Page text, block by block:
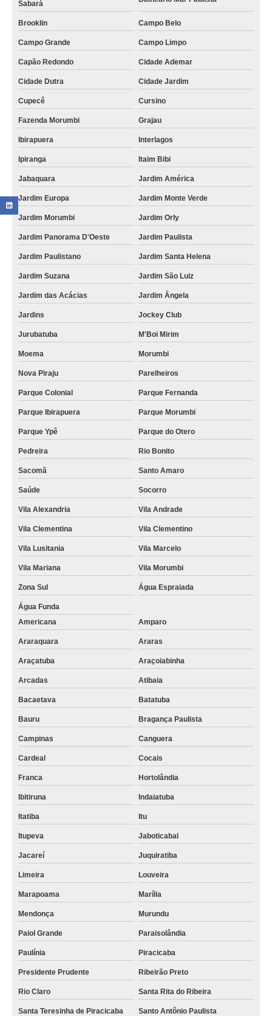
Sabará
Brooklin Campo Belo
Campo Grande Campo Limpo
Capão Redondo Cidade Ademar
Cidade Dutra Cidade Jardim
Cupecê Cursino
Fazenda Morumbi Grajau
Ibirapuera Interlagos
Ipiranga Itaim Bibi
Jabaquara Jardim América
Jardim Europa Jardim Monte Verde
Jardim Morumbi Jardim Orly
Jardim Panorama D'Oeste Jardim Paulista
Jardim Paulistano Jardim Santa Helena
Jardim Suzana Jardim São Luiz
Jardim das Acácias Jardim Ângela
Jardins Jockey Club
Jurubatuba M'Boi Mirim
Moema Morumbi
Nova Piraju Parelheiros
Parque Colonial Parque Fernanda
Parque Ibirapuera Parque Morumbi
Parque Ypê Parque do Otero
Pedreira Rio Bonito
Sacomã Santo Amaro
Saúde Socorro
Vila Alexandria Vila Andrade
Vila Clementina Vila Clementino
Vila Lusitania Vila Marcelo
Vila Mariana Vila Morumbi
Zona Sul Água Espraiada
Água Funda
Americana
Amparo
Araraquara Araras
Araçatuba Araçoiabinha
Arcadas Atibaia
Bacaetava Batatuba
Bauru Bragança Paulista
Campinas Canguera
Cardeal Cocais
Franca Hortolândia
Ibitiruna Indaiatuba
Itatiba Itu
Itupeva Jaboticabal
Jacareí Juquiratiba
Limeira Louveira
Marapoama Marília
Mendonça Murundu
Paiol Grande Paraisolândia
Paulínia Piracicaba
Presidente Prudente Ribeirão Preto
Rio Claro Santa Rita do Ribeira
Santa Teresinha de Piracicaba Santo Antônio Paulista